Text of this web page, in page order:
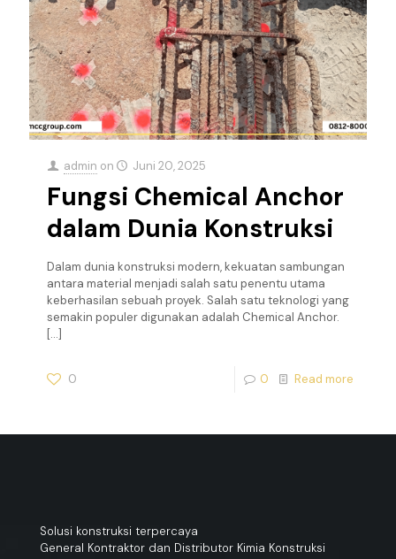
admin on Juni 20, 2025
Fungsi Chemical Anchor
dalam Dunia Konstruksi
Dalam dunia konstruksi modern, kekuatan sambungan
antara material menjadi salah satu penentu utama
keberhasilan sebuah proyek. Salah satu teknologi yang
semakin populer digunakan adalah Chemical Anchor.
[…]
0 0 Read more
Solusi konstruksi terpercaya
General Kontraktor dan Distributor Kimia Konstruksi